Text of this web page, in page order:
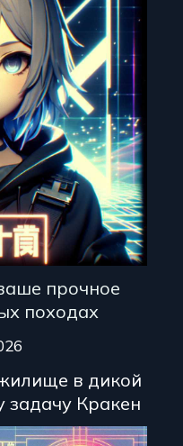
прочное
походах
в дикой
задачу Кракен